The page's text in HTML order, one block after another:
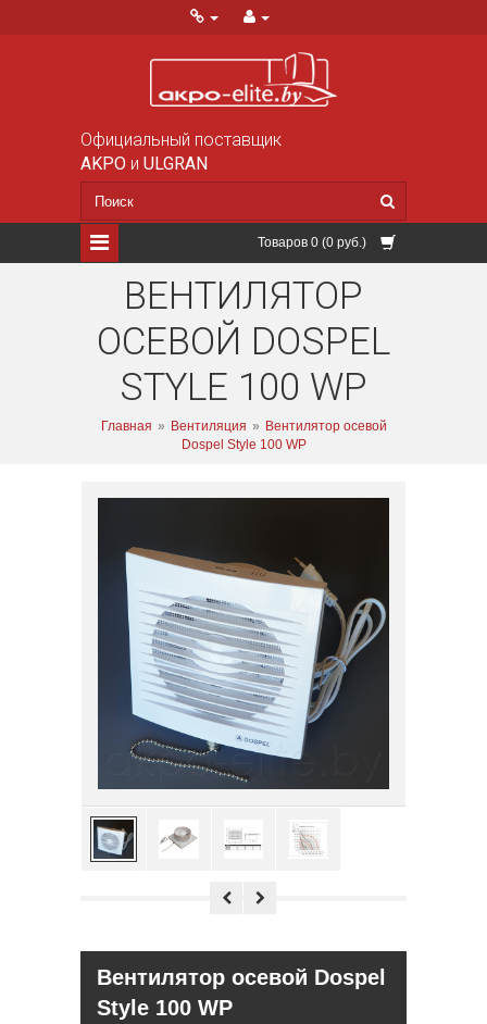
Официальный поставщик
AKPO и ULGRAN
Товаров 0 (0 руб.)
ВЕНТИЛЯТОР
ОСЕВОЙ DOSPEL
STYLE 100 WP
Главная » Вентиляция » Вентилятор осевой
Dospel Style 100 WP
Вентилятор осевой Dospel
Style 100 WP